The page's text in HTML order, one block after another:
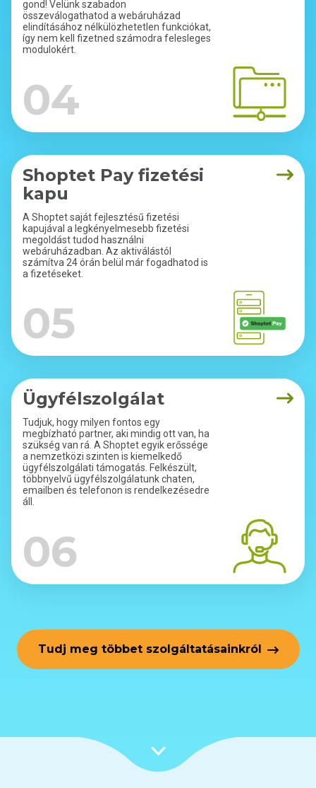
gond! Velünk szabadon
összeválogathatod a webáruházad
elindításához nélkülözhetetlen funkciókat,
így nem kell fizetned számodra felesleges
modulokért.
04
Shoptet Pay fizetési
kapu
A Shoptet saját fejlesztésű fizetési
kapujával a legkényelmesebb fizetési
megoldást tudod használni
webáruházadban. Az aktiválástól
számítva 24 órán belül már fogadhatod is
a fizetéseket.
05
Ügyfélszolgálat
Tudjuk, hogy milyen fontos egy
megbízható partner, aki mindig ott van, ha
szükség van rá. A Shoptet egyik erőssége
a nemzetközi szinten is kiemelkedő
ügyfélszolgálati támogatás. Felkészült,
többnyelvű ügyfélszolgálatunk chaten,
emailben és telefonon is rendelkezésedre
áll.
06
Tudj meg többet szolgáltatásainkról